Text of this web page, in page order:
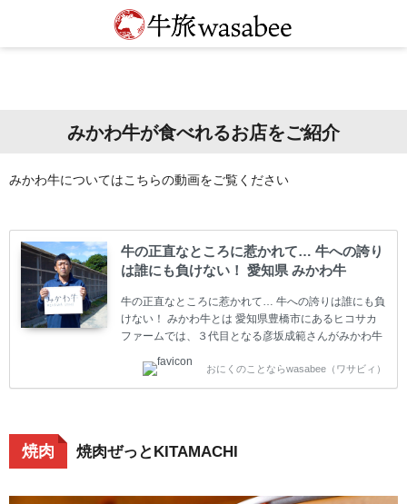
みかわ牛が食べれるお店をご紹介
みかわ牛についてはこちらの動画をご覧ください
牛の正直なところに惹かれて… 牛への誇り
は誰にも負けない！ 愛知県 みかわ牛
牛の正直なところに惹かれて… 牛への誇りは誰にも負
けない！ みかわ牛とは 愛知県豊橋市にあるヒコサカ
ファームでは、３代目となる彦坂成範さんがみかわ牛
いになろうと決心した彦坂さんは、自分の牛への誇り
は誰にも負けないと言います。繁殖農家さんから引き
姿をお届けします。 動画で出てくる牛飼い用語集はこ
おにくのことならwasabee（ワサビィ）
焼肉 焼肉ぜっとKITAMACHI